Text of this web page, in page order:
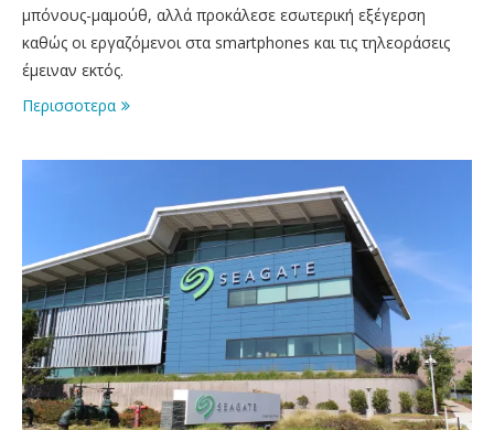
μπόνους-μαμούθ, αλλά προκάλεσε εσωτερική εξέγερση
καθώς οι εργαζόμενοι στα smartphones και τις τηλεοράσεις
έμειναν εκτός.
Περισσοτερα